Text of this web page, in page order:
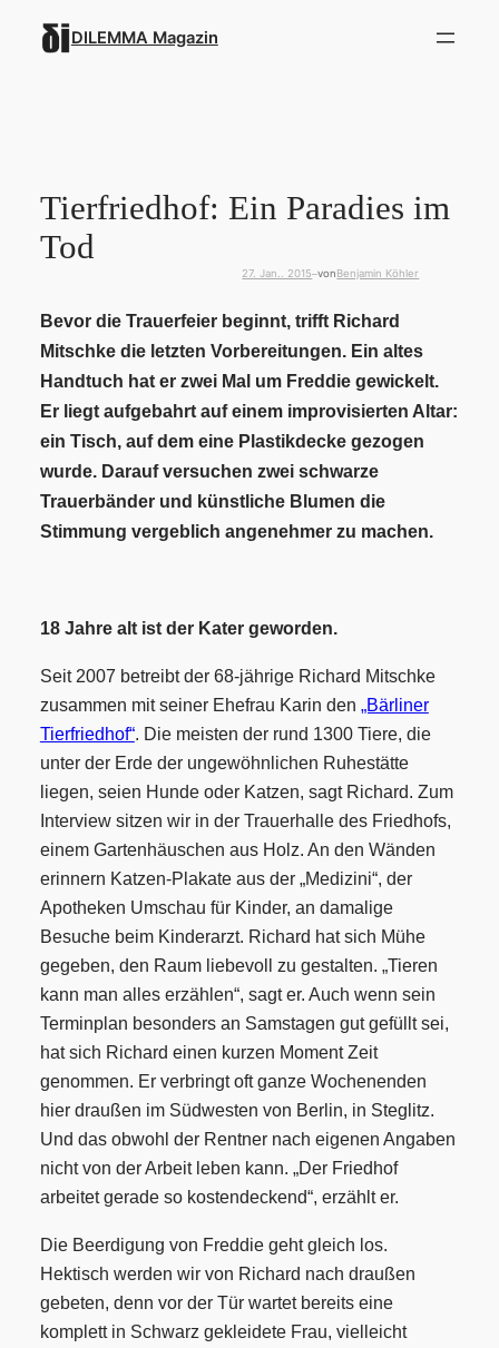
Inhalt
DILEMMA Magazin
Tierfriedhof: Ein Paradies im
Tod
27. Jan.. 2015—vonBenjamin Köhler
Bevor die Trauerfeier beginnt, trifft Richard
Mitschke die letzten Vorbereitungen. Ein altes
Handtuch hat er zwei Mal um Freddie gewickelt.
Er liegt aufgebahrt auf einem improvisierten Altar:
ein Tisch, auf dem eine Plastikdecke gezogen
wurde. Darauf versuchen zwei schwarze
Trauerbänder und künstliche Blumen die
Stimmung vergeblich angenehmer zu machen.
18 Jahre alt ist der Kater geworden.
Seit 2007 betreibt der 68-jährige Richard Mitschke
zusammen mit seiner Ehefrau Karin den „Bärliner
Tierfriedhof“. Die meisten der rund 1300 Tiere, die
unter der Erde der ungewöhnlichen Ruhestätte
liegen, seien Hunde oder Katzen, sagt Richard. Zum
Interview sitzen wir in der Trauerhalle des Friedhofs,
einem Gartenhäuschen aus Holz. An den Wänden
erinnern Katzen-Plakate aus der „Medizini“, der
Apotheken Umschau für Kinder, an damalige
Besuche beim Kinderarzt. Richard hat sich Mühe
gegeben, den Raum liebevoll zu gestalten. „Tieren
kann man alles erzählen“, sagt er. Auch wenn sein
Terminplan besonders an Samstagen gut gefüllt sei,
hat sich Richard einen kurzen Moment Zeit
genommen. Er verbringt oft ganze Wochenenden
hier draußen im Südwesten von Berlin, in Steglitz.
Und das obwohl der Rentner nach eigenen Angaben
nicht von der Arbeit leben kann. „Der Friedhof
arbeitet gerade so kostendeckend“, erzählt er.
Die Beerdigung von Freddie geht gleich los.
Hektisch werden wir von Richard nach draußen
gebeten, denn vor der Tür wartet bereits eine
komplett in Schwarz gekleidete Frau, vielleicht